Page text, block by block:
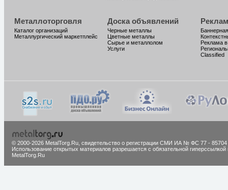
Металлоторговля
Каталог организаций
Металлургический маркетплейс
Доска объявлений
Черные металлы
Цветные металлы
Сырье и металлолом
Услуги
Реклама
Classified
© 2000-2026 MetalTorg.Ru, cвидетельство о регистрации СМИ ИА № ФС 77 - 85704
Использование открытых материалов разрешается с обязательной гиперссылкой
MetalTorg.Ru